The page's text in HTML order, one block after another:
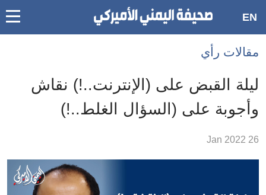
Accessibility
links
المحتوى
الرئيسي
الأقسام
EN
مقالات رأي
ليلة القبض على (الإنترنت..!) نقاش
وأجوبة على (السؤال الغلط..!)
26 Jan 2022